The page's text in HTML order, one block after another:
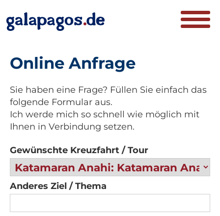
Online Anfrage
Sie haben eine Frage? Füllen Sie einfach das
folgende Formular aus.
Ich werde mich so schnell wie möglich mit
Ihnen in Verbindung setzen.
Gewünschte Kreuzfahrt / Tour
Anderes Ziel / Thema